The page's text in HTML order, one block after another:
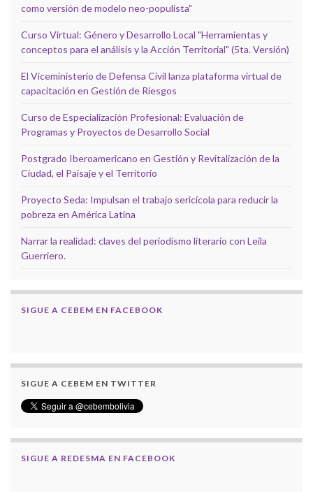
como versión de modelo neo-populista"
Curso Virtual: Género y Desarrollo Local "Herramientas y
conceptos para el análisis y la Acción Territorial" (5ta. Versión)
El Viceministerio de Defensa Civil lanza plataforma virtual de
capacitación en Gestión de Riesgos
Curso de Especialización Profesional: Evaluación de
Programas y Proyectos de Desarrollo Social
Postgrado Iberoamericano en Gestión y Revitalización de la
Ciudad, el Paisaje y el Territorio
Proyecto Seda: Impulsan el trabajo sericícola para reducir la
pobreza en América Latina
Narrar la realidad: claves del periodismo literario con Leila
Guerriero.
SIGUE A CEBEM EN FACEBOOK
SIGUE A CEBEM EN TWITTER
SIGUE A REDESMA EN FACEBOOK